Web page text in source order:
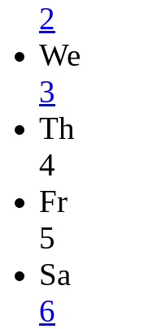
2
We
3
Th
4
Fr
5
Sa
6